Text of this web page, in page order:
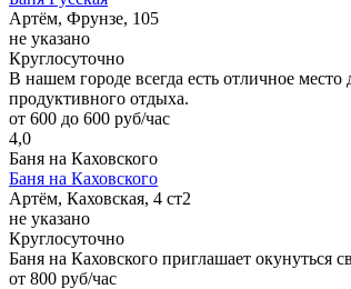
Артём, Фрунзе, 105
не указано
Круглосуточно
В нашем городе всегда есть отличное
продуктивного отдыха.
от 600 до 600 руб/час
4,0
Баня на Каховского
Баня на Каховского
Артём, Каховская, 4 ст2
не указано
Круглосуточно
Баня на Каховского приглашает окунуться
от 800 руб/час